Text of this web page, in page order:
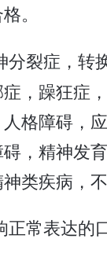
。
分裂症，转
，躁狂症
格障碍，
，精神发
类疾病，不
正常表达的